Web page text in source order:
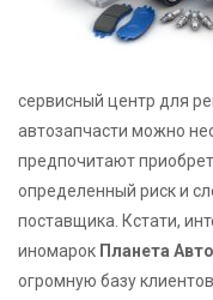
сервисный центр для
автозапчасти можно
предпочитают
определенный риск и
поставщика. Кстати,
иномарок Планета Авто
огромную базу